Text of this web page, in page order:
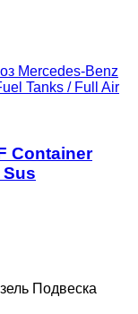
Mercedes-Benz
Tanks / Full Air
Container
Sus
Подвеска